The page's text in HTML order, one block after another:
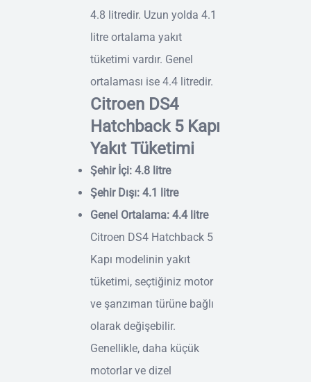
4.8 litredir. Uzun yolda 4.1
litre ortalama yakıt
tüketimi vardır. Genel
ortalaması ise 4.4 litredir.
Citroen DS4
Hatchback 5 Kapı
Yakıt Tüketimi
Şehir İçi: 4.8 litre
Şehir Dışı: 4.1 litre
Genel Ortalama: 4.4 litre
Citroen DS4 Hatchback 5
Kapı modelinin yakıt
tüketimi, seçtiğiniz motor
ve şanzıman türüne bağlı
olarak değişebilir.
Genellikle, daha küçük
motorlar ve dizel